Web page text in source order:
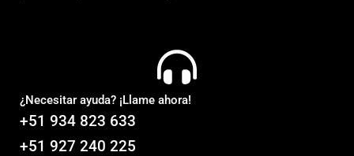
¿Necesitar ayuda? ¡Llame ahora!
+51 934 823 633
+51 927 240 225